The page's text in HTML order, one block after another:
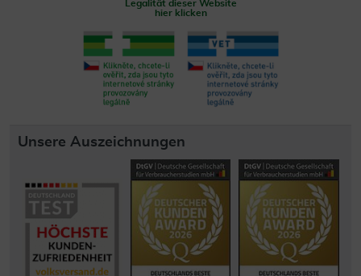
Legalität dieser Website
hier klicken
Unsere Auszeichnungen